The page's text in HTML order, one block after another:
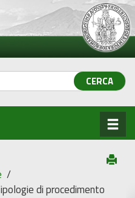
/
di procedimento